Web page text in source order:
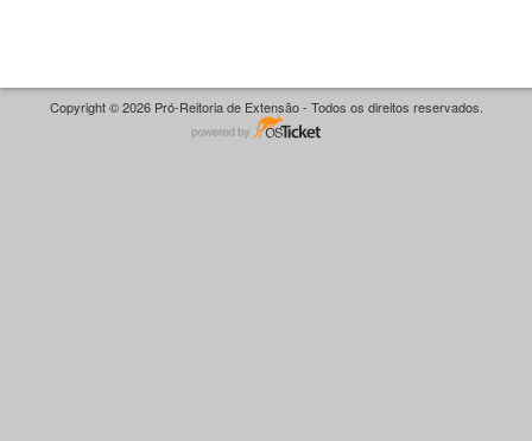
Copyright © 2026 Pró-Reitoria de Extensão - Todos os direitos reservados.